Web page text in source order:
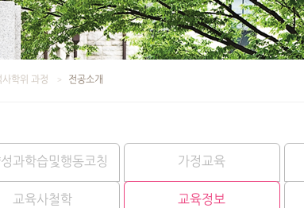
사학위 과정 전공소개
과학습및행동코칭 가정교육
교육사철학 교육정보